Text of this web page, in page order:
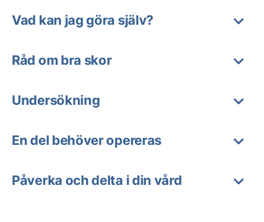
Vad kan jag göra själv?
Råd om bra skor
Undersökning
En del behöver opereras
Påverka och delta i din vård